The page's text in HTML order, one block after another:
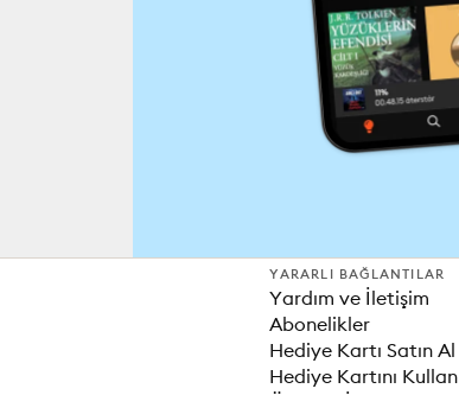
YARARLI BAĞLANTILAR
Yardım ve İletişim
Abonelikler
Hediye Kartı Satın Al
Hediye Kartını Kullan